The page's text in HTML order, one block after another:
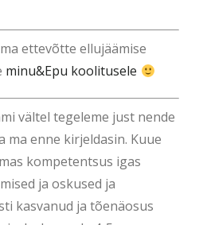
ettevõtte ellujäämise
minu&Epu koolitusele
vältel tegeleme just nende
ma enne kirjeldasin. Kuue
kompetentsus igas
ja oskused ja
kasvanud ja tõenäosus